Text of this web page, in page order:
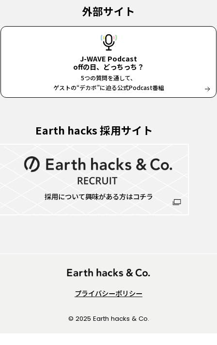
外部サイト
J-WAVE Podcast
offの日、どっちっち？
5つの質問を通して、
ゲストの“デカボ”に迫る公式Podcast番組
Earth hacks 採用サイト
採用について興味がある方はコチラ
プライバシーポリシー
© 2025 Earth hacks & Co.